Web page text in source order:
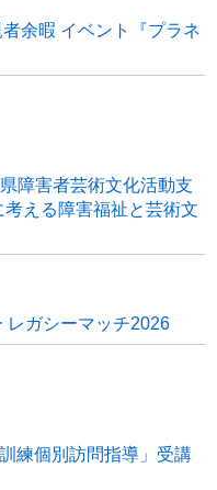
余暇 イベント『プラネ
障害者芸術文化活動支
える障害福祉と芸術文
レガシーマッチ2026
練個別訪問指導」受講